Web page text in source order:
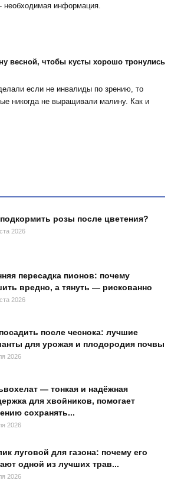
необходимая информация.
весной, чтобы кусты хорошо тронулись
если не инвалиды по зрению, то
никогда не выращивали малину. Как и
розы после цветения?
2026
пересадка пионов: почему
вредно, а тянуть — рискованно
2026
после чеснока: лучшие
для урожая и плодородия почвы
2026
— тонкая и надёжная
для хвойников, помогает
сохранять...
2026
луговой для газона: почему его
одной из лучших трав...
2026